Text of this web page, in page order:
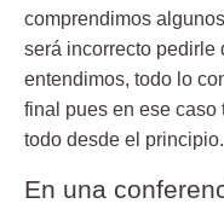
comprendimos
será incorrecto
entendimos, todo lo
final pues en ese caso
todo desde el principio.
En una